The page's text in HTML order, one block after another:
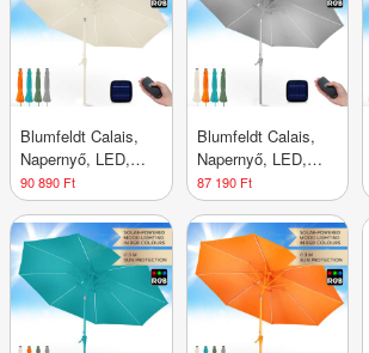
Blumfeldt Calais,
Napernyő, LED,
alumínium váz,
poliészter huzat,
UV védelem 50
90 890 Ft
Blumfeldt Calais,
Napernyő, LED,
alumínium váz,
poliészter huzat,
UV védelem 50
87 190 Ft